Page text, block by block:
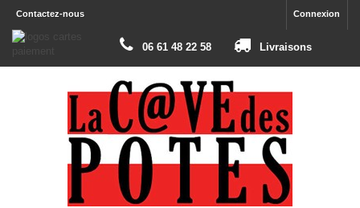
Connexion
Contactez-nous
06 61 48 22 58 Livraisons